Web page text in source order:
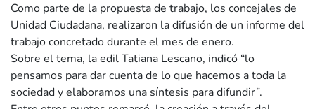
Como parte de la propuesta de trabajo, los concejales de
Unidad Ciudadana, realizaron la difusión de un informe del
trabajo concretado durante el mes de enero.
Sobre el tema, la edil Tatiana Lescano, indicó “lo
pensamos para dar cuenta de lo que hacemos a toda la
sociedad y elaboramos una síntesis para difundir”.